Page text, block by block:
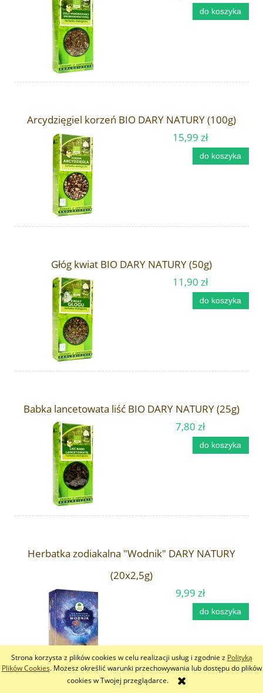
Strona korzysta z plików cookies w celu realizacji usług i zgodnie z Polityką
Plików Cookies. Możesz określić warunki przechowywania lub dostępu do plików
cookies w Twojej przeglądarce.
do koszyka
Arcydzięgiel korzeń BIO DARY NATURY (100g)
15,99 zł
do koszyka
Głóg kwiat BIO DARY NATURY (50g)
11,90 zł
do koszyka
Babka lancetowata liść BIO DARY NATURY (25g)
7,80 zł
do koszyka
Herbatka zodiakalna "Wodnik" DARY NATURY
(20x2,5g)
9,99 zł
do koszyka